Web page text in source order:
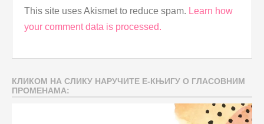
This site uses Akismet to reduce spam. Learn how
your comment data is processed.
КЛИКОМ НА СЛИКУ НАРУЧИТЕ Е-КЊИГУ О ГЛАСОВНИМ
ПРОМЕНАМА: